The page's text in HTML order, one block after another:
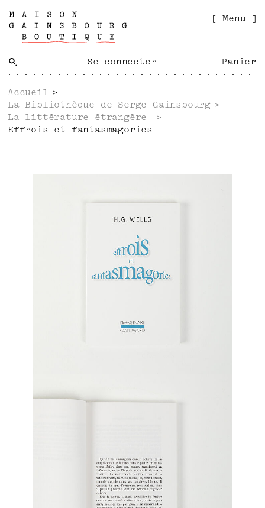
Se connecter Panier
[ Menu ]
Accueil
La Bibliothèque de Serge Gainsbourg
La littérature étrangère
Effrois et fantasmagories